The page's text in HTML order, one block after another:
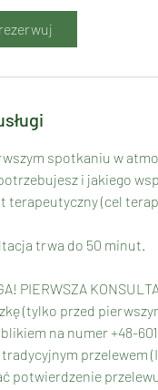
spotkaniu w
i jakiego
terapeutyczny (cel
trwa do 50 minut.
PIERWSZA
(tylko przed
na numer +48-
przelewem
potwierdzenie